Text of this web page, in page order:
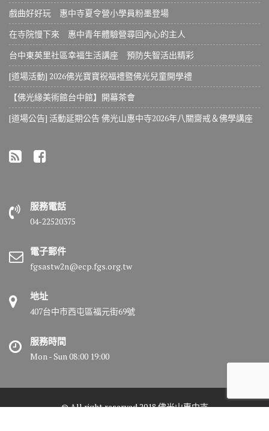
戲曲好好玩 惠中寺夏令營小學員粉墨登場
在寺院慢下來 惠中青年體驗營尋回內心的主人
台中東英里社區幸福生活講座 預防失智活出精彩
[道場活動] 2026佛光寶寶祝福禮暨佛光兒童開學禮
【佛光緣美術館台中館】開幕茶會
[道場公告] 活動延期公告 佛光山惠中寺2026年八關齋戒＆佛學講座
服務電話
04-22520375
電子郵件
fgsastw2n@ecp.fgs.org.tw
地址
407台中市西屯區福元街69號
服務時間
Mon - Sun 08:00 19:00
© All right reserved 2018 佛光山惠中寺